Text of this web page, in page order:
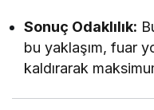
Sonuç Odaklılık:
bu yaklaşım, fuar
kaldırarak